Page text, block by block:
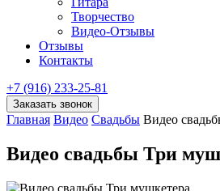
Творчество
Видео-Отзывы
Отзывы
Контакты
+7 (916) 233-25-81
Заказать звонок
Главная Видео Свадьбы Видео
Видео свадьбы Три